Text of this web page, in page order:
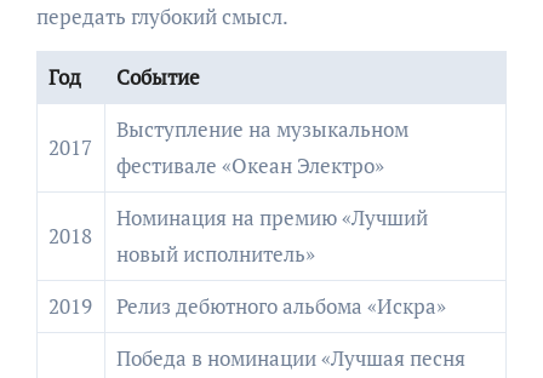
передать глубокий смысл.
Год Событие
2017
Выступление на музыкальном
фестивале «Океан Электро»
2018
Номинация на премию «Лучший
новый исполнитель»
2019
Релиз дебютного альбома «Искра»
Победа в номинации «Лучшая песня